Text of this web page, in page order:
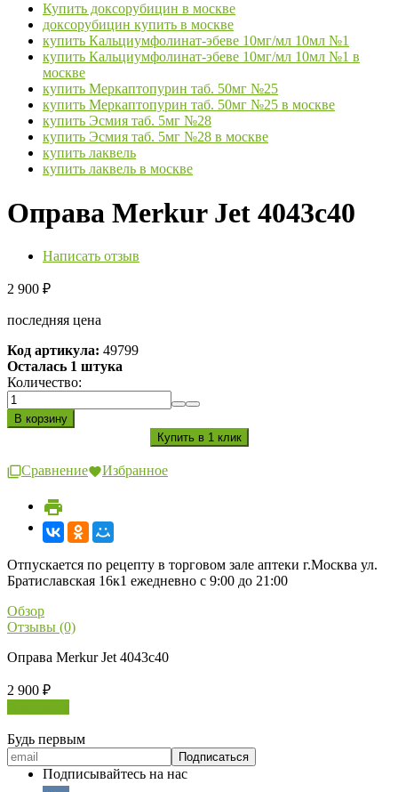
Купить доксорубицин в москве
доксорубицин купить в москве
купить Кальциумфолинат-эбеве 10мг/мл 10мл №1
купить Кальциумфолинат-эбеве 10мг/мл 10мл №1 в
москве
купить Меркаптопурин таб. 50мг №25
купить Меркаптопурин таб. 50мг №25 в москве
купить Эсмия таб. 5мг №28
купить Эсмия таб. 5мг №28 в москве
купить лаквель
купить лаквель в москве
Оправа Merkur Jet 4043c40
Написать отзыв
2 900 ₽
последняя цена
Код артикула: 49799
Осталась 1 штука
Количество:
Сравнение Избранное
Отпускается по рецепту в торговом зале аптеки г.Москва ул.
Братиславская 16к1 ежедневно с 9:00 до 21:00
Обзор
Отзывы (0)
Оправа Merkur Jet 4043c40
2 900 ₽
Будь первым
Подписывайтесь на нас